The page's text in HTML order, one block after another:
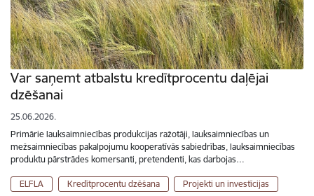
Var saņemt atbalstu kredītprocentu daļējai
dzēšanai
25.06.2026.
Primārie lauksaimniecības produkcijas ražotāji, lauksaimniecības un
mežsaimniecības pakalpojumu kooperatīvās sabiedrības, lauksaimniecības
produktu pārstrādes komersanti, pretendenti, kas darbojas…
ELFLA Kredītprocentu dzēšana Projekti un investīcijas